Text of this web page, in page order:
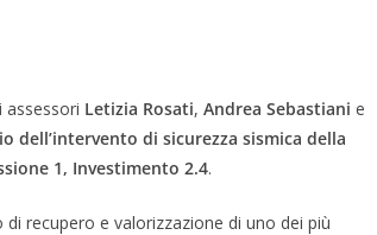
Letizia Rosati, Andrea Sebastiani e
dell’intervento di sicurezza sismica della
1, Investimento 2.4.
recupero e valorizzazione di uno dei più